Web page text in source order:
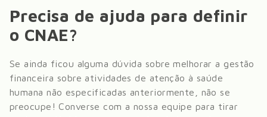
Precisa de ajuda para definir
o CNAE?
Se ainda ficou alguma dúvida sobre melhorar a gestão
financeira sobre atividades de atenção à saúde
humana não especificadas anteriormente , não se
preocupe! Converse com a nossa equipe para tirar